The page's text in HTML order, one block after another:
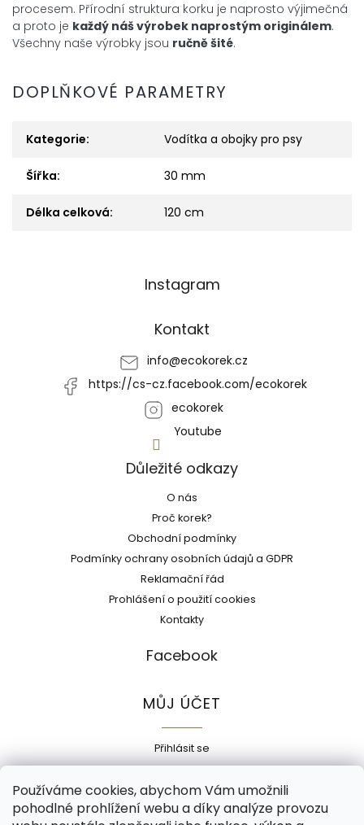
Používáme cookies, abychom Vám umožnili
pohodlné prohlížení webu a díky analýze provozu
procesem. Přírodní struktura korku je naprosto výjimečná
a proto je každý náš výrobek naprostým originálem.
Všechny naše výrobky jsou ručně šité.
DOPLŇKOVÉ PARAMETRY
Kategorie: Vodítka a obojky pro psy
Šířka: 30 mm
Délka celková: 120 cm
Instagram
Kontakt
info@ecokorek.cz
https://cs-cz.facebook.com/ecokorek
ecokorek
Youtube
Důležité odkazy
O nás
Proč korek?
Obchodní podmínky
Podmínky ochrany osobních údajů a GDPR
Reklamační řád
Prohlášení o použití cookies
Kontakty
Facebook
MŮJ ÚČET
Přihlásit se
Registrace
Historie objednávek
Adresy